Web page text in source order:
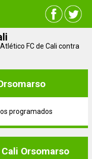
FC de Cali contra
programados
Orsomarso